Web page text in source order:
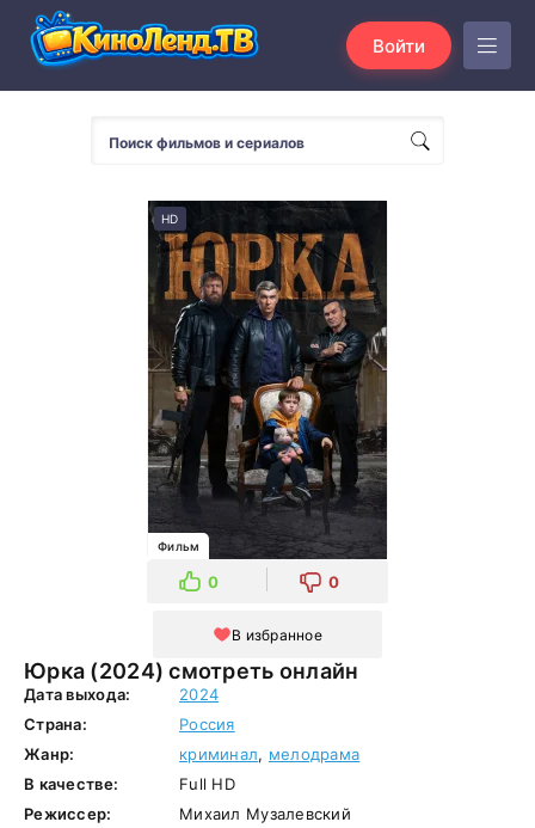
Войти
Юрка (2024) смотреть онлайн
HD
Фильм
0 0
В избранное
Дата выхода:
2024
Страна:
Россия
Жанр:
криминал, мелодрама
В качестве:
Full HD
Режиссер:
Михаил Музалевский